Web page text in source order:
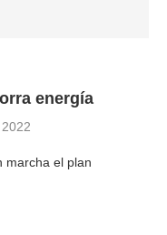
energía
marcha el plan